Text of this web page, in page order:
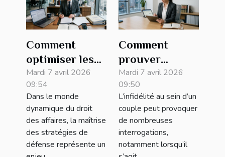
Comment
optimiser les
stratégies de
défense en
droit des
affaires ?
Mardi 7 avril 2026
09:54
Dans le monde
dynamique du droit
des affaires, la maîtrise
des stratégies de
défense représente un
Comment
prouver
légalement une
infidélité en
respectant la
vie privée ?
Mardi 7 avril 2026
09:50
L’infidélité au sein d’un
couple peut provoquer
de nombreuses
interrogations,
notamment lorsqu’il